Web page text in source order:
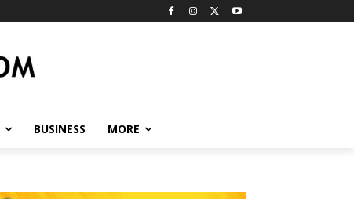
BUSINESS MORE